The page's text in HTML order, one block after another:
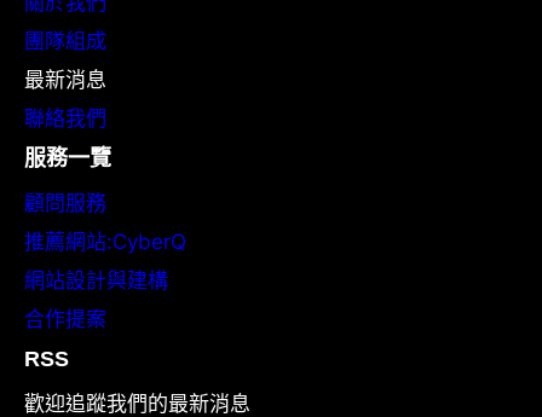
團隊組成
最新消息
聯絡我們
服務一覽
顧問服務
推薦網站:CyberQ
網站設計與建構
合作提案
RSS
歡迎追蹤我們的最新消息